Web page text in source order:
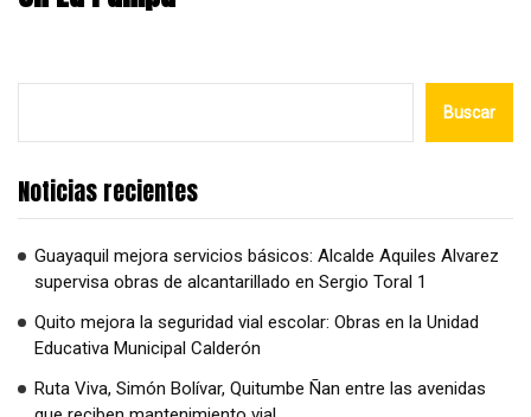
Buscar
Noticias recientes
Guayaquil mejora servicios básicos: Alcalde Aquiles Alvarez
supervisa obras de alcantarillado en Sergio Toral 1
Quito mejora la seguridad vial escolar: Obras en la Unidad
Educativa Municipal Calderón
Ruta Viva, Simón Bolívar, Quitumbe Ñan entre las avenidas